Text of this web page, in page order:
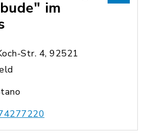
im
Str. 4, 92521